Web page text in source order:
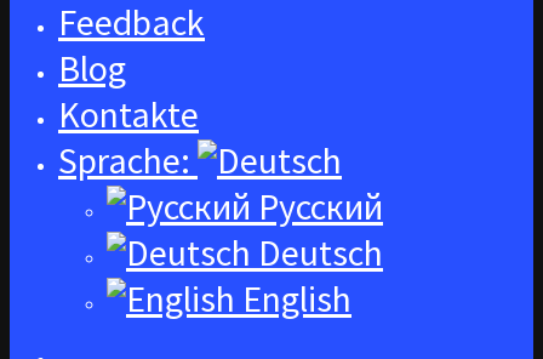
Feedback
Blog
Kontakte
Sprache:
Русский
Deutsch
English